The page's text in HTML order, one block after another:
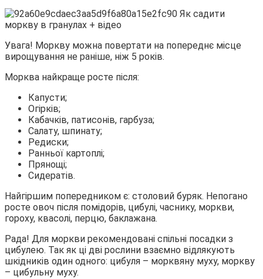
Увага! Моркву можна повертати на попереднє місце
вирощування не раніше, ніж 5 років.
Морква найкраще росте після:
Капусти;
Огірків;
Кабачків, патисонів, гарбуза;
Салату, шпинату;
Редиски;
Ранньої картоплі;
Прянощі;
Сидератів.
Найгіршим попередником є: столовий буряк. Непогано
росте овоч після помідорів, цибулі, часнику, моркви,
гороху, квасолі, перцю, баклажана.
Рада! Для моркви рекомендовані спільні посадки з
цибулею. Так як ці дві рослини взаємно відлякують
шкідників один одного: цибуля – морквяну муху, моркву
– цибульну муху.